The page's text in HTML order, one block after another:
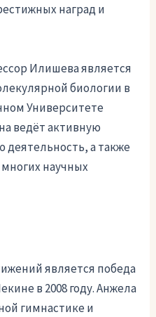
наград и
Илишева является
биологии в
Университете
ведёт активную
деятельность, а также
научных
является победа
в 2008 году. Анжела
гимнастике и